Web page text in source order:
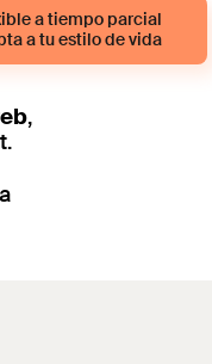
a tiempo parcial
a tu estilo de vida
,